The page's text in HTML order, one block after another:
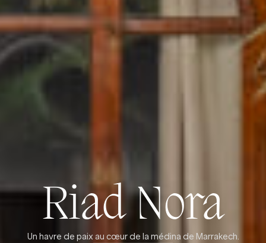
Riad Nora
Un havre de paix au cœur de la médina de Marrakech.